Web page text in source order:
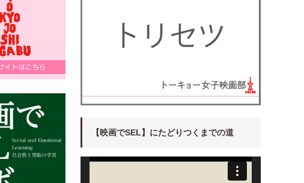
【映画でSEL】にたどりつくまでの道